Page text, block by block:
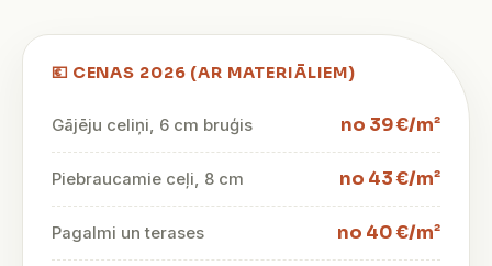
💶 CENAS 2026 (AR MATERIĀLIEM)
Gājēju celiņi, 6 cm bruģis no 39 €/m²
Piebraucamie ceļi, 8 cm no 43 €/m²
Pagalmi un terases no 40 €/m²